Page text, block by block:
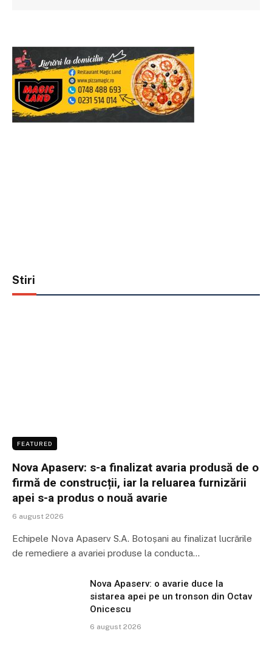
Stiri
FEATURED
Nova Apaserv: s-a finalizat avaria produsă de o
firmă de construcții, iar la reluarea furnizării
apei s-a produs o nouă avarie
6 august 2026
Echipele Nova Apaserv S.A. Botoșani au finalizat lucrările
de remediere a avariei produse la conducta…
Nova Apaserv: o avarie duce la
sistarea apei pe un tronson din Octav
Onicescu
6 august 2026